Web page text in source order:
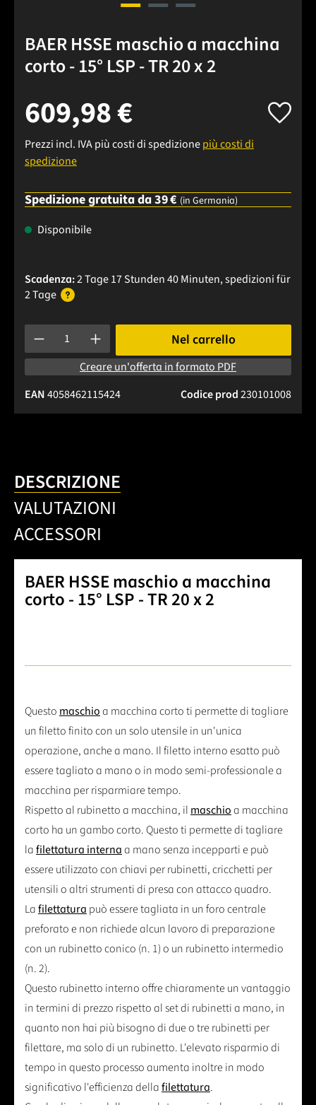
BAER HSSE maschio a macchina
corto - 15° LSP - TR 20 x 2
609,98 €
Prezzi incl. IVA più costi di spedizionepiù costi di
spedizione
Spedizione gratuita da 39 € (in Germania)
Disponibile
Scadenza:2 Tage 17 Stunden 40 Minuten, spedizionifür
2 Tage
Quantità del prodotto: inserisci la quantità desiderata o
Nel carrello
Creare un'offerta in formato PDF
Codice prod230101008
EAN4058462115424
DESCRIZIONE
VALUTAZIONI
ACCESSORI
BAER HSSE maschio a macchina
corto - 15° LSP - TR 20 x 2
Questo maschioa macchina corto ti permette di tagliare
un filetto finito con un solo utensile in un'unica
operazione, anche a mano. Il filetto interno esatto può
essere tagliato a mano o in modo semi-professionale a
macchina per risparmiare tempo.
Rispetto al rubinetto a macchina, il maschioa macchina
corto ha un gambo corto. Questo ti permette di tagliare
lafilettatura internaa mano senza incepparti e può
essere utilizzato con chiavi per rubinetti, cricchetti per
utensili o altri strumenti di presa con attacco quadro.
Lafilettatura può essere tagliata in un foro centrale
preforato e non richiede alcun lavoro di preparazione
con un rubinetto conico (n. 1) o un rubinetto intermedio
(n. 2).
Questo rubinetto interno offre chiaramente un vantaggio
in termini di prezzo rispetto al set di rubinetti a mano, in
quanto non hai più bisogno di due o tre rubinetti per
filettare, ma solo di un rubinetto. L'elevato risparmio di
tempo in questo processo aumenta inoltre in modo
significativo l'efficienza dellafilettatura.